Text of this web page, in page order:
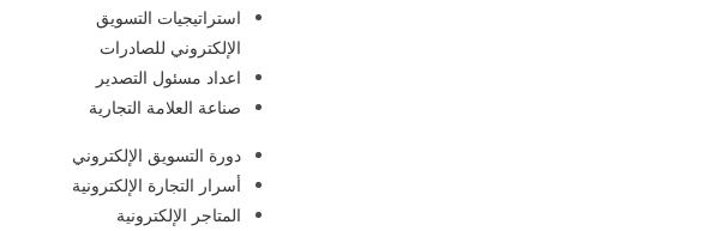
استراتيجيات التسويق
الإلكتروني للصادرات
اعداد مسئول التصدير
صناعة العلامة التجارية
دورة التسويق الإلكتروني
أسرار التجارة الإلكترونية
المتاجر الإلكترونية